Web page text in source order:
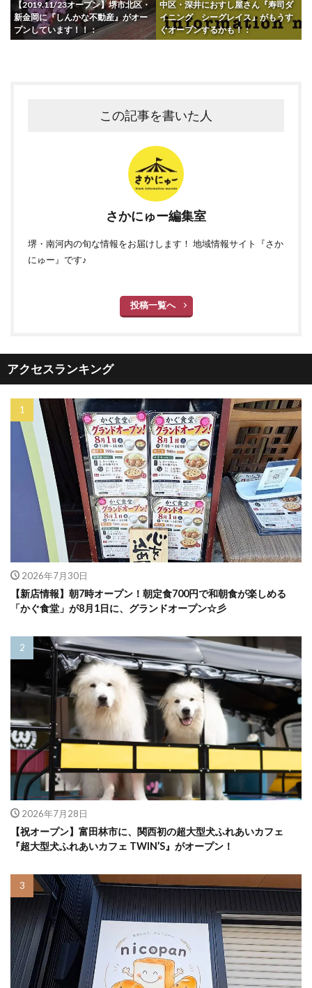
【2019.11/23オープン】堺市北区・
新金岡に『しんかな不動産』がオー
プンしています！！：
中区・深井におすし屋さん『寿司ダ
イニング シーグレイス』がもうす
ぐオープンするかも！：
この記事を書いた人
さかにゅー編集室
堺・南河内の旬な情報をお届けします！ 地域情報サイト『さか
にゅー』です♪
投稿一覧へ
アクセスランキング
2026年7月30日
【新店情報】朝7時オープン！朝定食700円で和朝食が楽しめる
「かぐ食堂」が8月1日に、グランドオープン☆彡
2026年7月28日
【祝オープン】富田林市に、関西初の超大型犬ふれあいカフェ
『超大型犬ふれあいカフェ TWIN’S』がオープン！